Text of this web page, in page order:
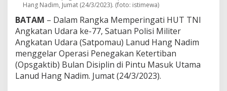
i
G
e
l
a
r
O
p
Hang Nadim, Jumat (24/3/2023). (foto: istimewa)
BATAM – Dalam Rangka Memperingati HUT TNI
Angkatan Udara ke-77, Satuan Polisi Militer
Angkatan Udara (Satpomau) Lanud Hang Nadim
menggelar Operasi Penegakan Ketertiban
(Opsgaktib) Bulan Disiplin di Pintu Masuk Utama
Lanud Hang Nadim. Jumat (24/3/2023).